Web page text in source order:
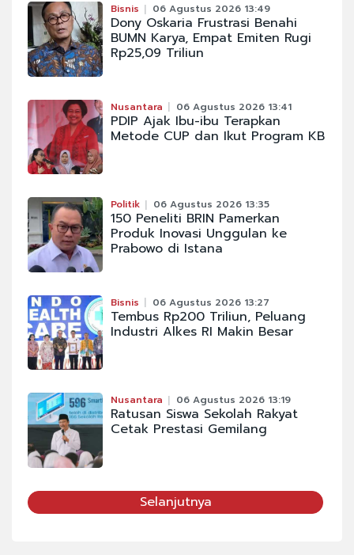
Bisnis 06 Agustus 2026 13:49
Dony Oskaria Frustrasi Benahi
BUMN Karya, Empat Emiten Rugi
Rp25,09 Triliun
Nusantara 06 Agustus 2026 13:41
PDIP Ajak Ibu-ibu Terapkan
Metode CUP dan Ikut Program KB
Politik 06 Agustus 2026 13:35
150 Peneliti BRIN Pamerkan
Produk Inovasi Unggulan ke
Prabowo di Istana
Bisnis 06 Agustus 2026 13:27
Tembus Rp200 Triliun, Peluang
Industri Alkes RI Makin Besar
Nusantara 06 Agustus 2026 13:19
Ratusan Siswa Sekolah Rakyat
Cetak Prestasi Gemilang
Selanjutnya